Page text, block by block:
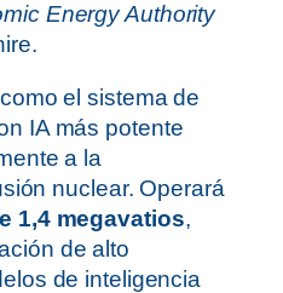
Energy Authority
el sistema de
IA más potente
a la
nuclear. Operará
1,4 megavatios,
de alto
de inteligencia